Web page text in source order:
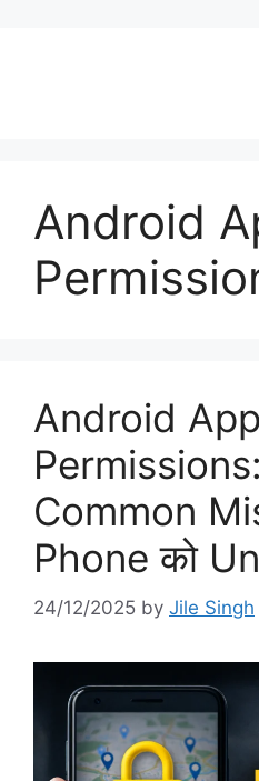
Android
Android App
Common
Phone को
24/12/2025 by Jile Singh